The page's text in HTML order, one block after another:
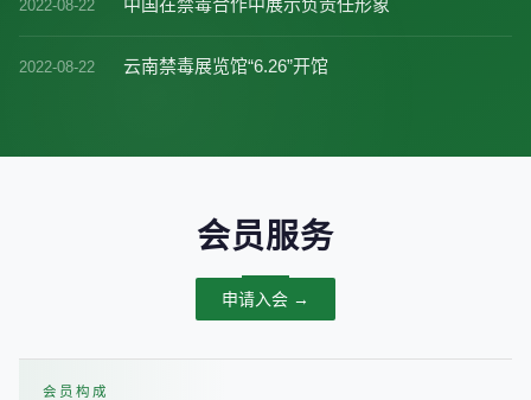
2022-08-22 中国在禁毒合作中展示负责任形象
2022-08-22 云南禁毒展览馆“6.26”开馆
会员服务
申请入会 →
会员构成